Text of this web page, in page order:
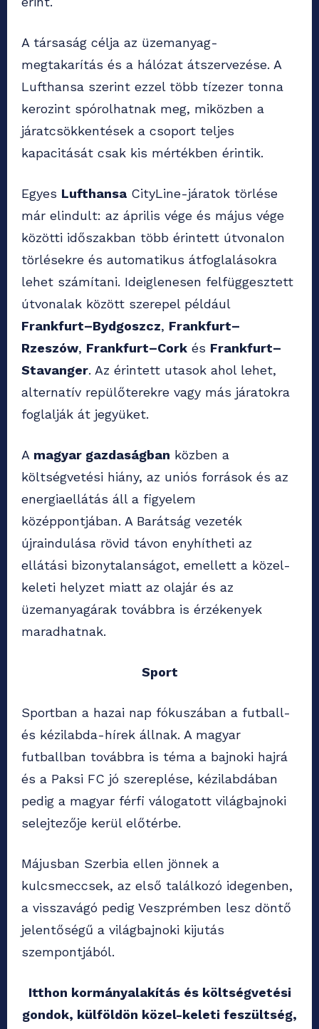
A társaság célja az üzemanyag-
megtakarítás és a hálózat átszervezése. A
Lufthansa szerint ezzel több tízezer tonna
kerozint spórolhatnak meg, miközben a
járatcsökkentések a csoport teljes
kapacitását csak kis mértékben érintik.
Egyes Lufthansa CityLine-járatok törlése
már elindult: az április vége és május vége
közötti időszakban több érintett útvonalon
törlésekre és automatikus átfoglalásokra
lehet számítani. Ideiglenesen felfüggesztett
útvonalak között szerepel például
Frankfurt–Bydgoszcz, Frankfurt–
Rzeszów, Frankfurt–Cork és Frankfurt–
Stavanger. Az érintett utasok ahol lehet,
alternatív repülőterekre vagy más járatokra
foglalják át jegyüket.
A magyar gazdaságban közben a
költségvetési hiány, az uniós források és az
energiaellátás áll a figyelem
középpontjában. A Barátság vezeték
újraindulása rövid távon enyhítheti az
ellátási bizonytalanságot, emellett a közel-
keleti helyzet miatt az olajár és az
üzemanyagárak továbbra is érzékenyek
maradhatnak.
Sport
Sportban a hazai nap fókuszában a futball-
és kézilabda-hírek állnak. A magyar
futballban továbbra is téma a bajnoki hajrá
és a Paksi FC jó szereplése, kézilabdában
pedig a magyar férfi válogatott világbajnoki
selejtezője kerül előtérbe.
Májusban Szerbia ellen jönnek a
kulcsmeccsek, az első találkozó idegenben,
a visszavágó pedig Veszprémben lesz döntő
jelentőségű a világbajnoki kijutás
szempontjából.
Itthon kormányalakítás és költségvetési
gondok, külföldön közel-keleti feszültség,